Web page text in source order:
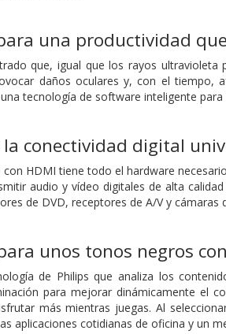
una productividad
que, igual que los rayos
daños oculares y, con el
tecnología de software inteligente
conectividad digital
HDMI tiene todo el hardware
audio y vídeo digitales de alta
de DVD, receptores de A/V y cámaras
unos tonos negros
de Philips que analiza los
para mejorar dinámicamente el
más mientras juegas. Al
aplicaciones cotidianas de oficina y un